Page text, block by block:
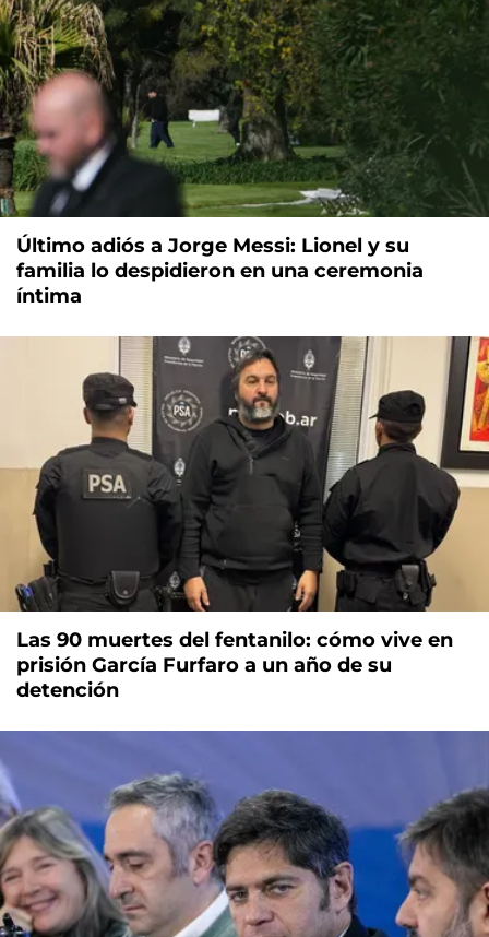
Último adiós a Jorge Messi: Lionel y su
familia lo despidieron en una ceremonia
íntima
Las 90 muertes del fentanilo: cómo vive en
prisión García Furfaro a un año de su
detención